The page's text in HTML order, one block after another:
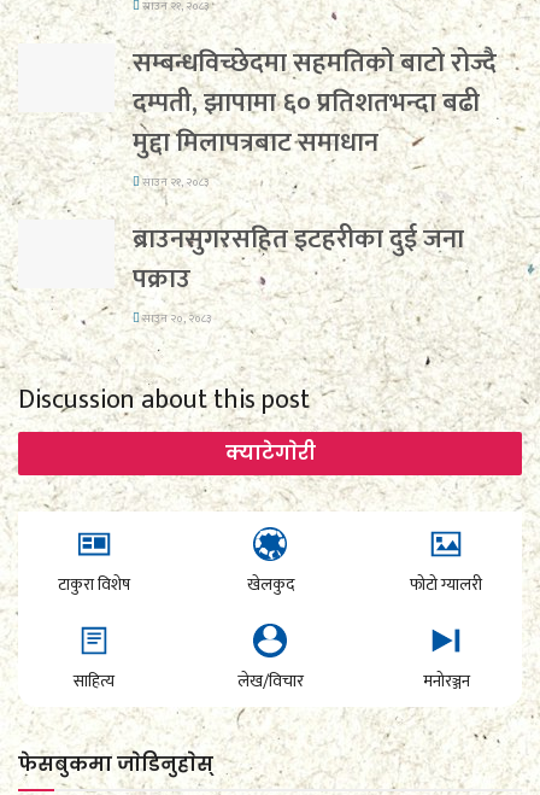
साउन २१, २०८३
सम्बन्धविच्छेदमा सहमतिको बाटो रोज्दै
दम्पती, झापामा ६० प्रतिशतभन्दा बढी
मुद्दा मिलापत्रबाट समाधान
साउन २१, २०८३
ब्राउनसुगरसहित इटहरीका दुई जना
पक्राउ
साउन २०, २०८३
Discussion about this post
क्याटेगाेरी
टाकुरा विशेष खेलकुद फोटो ग्यालरी
साहित्य लेख/विचार मनोरञ्जन
फेसबुकमा जाेडिनुहाेस्